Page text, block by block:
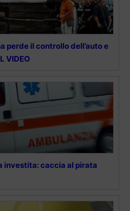
perde il controllo dell’auto e
VIDEO
investita: caccia al pirata